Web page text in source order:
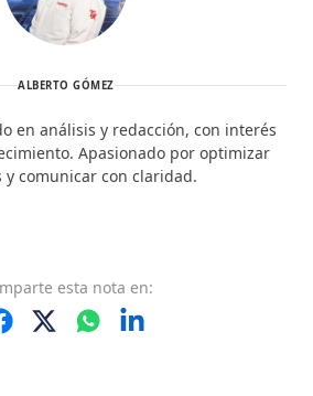
ALBERTO GÓMEZ
en análisis y redacción, con interés
Apasionado por optimizar
y comunicar con claridad.
esta nota en: